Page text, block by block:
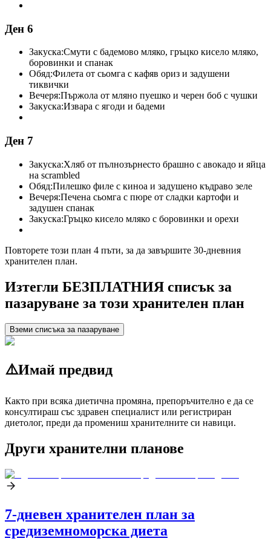
Ден 6
Закуска:Смути с бадемово мляко, гръцко кисело мляко,
боровинки и спанак
Обяд:Филета от сьомга с кафяв ориз и задушени
тиквички
Вечеря:Пържола от мляно пуешко и черен боб с чушки
Закуска:Извара с ягоди и бадеми
Ден 7
Закуска:Хляб от пълнозърнесто брашно с авокадо и яйца
на scrambled
Обяд:Пилешко филе с киноа и задушено къдраво зеле
Вечеря:Печена сьомга с пюре от сладки картофи и
задушен спанак
Закуска:Гръцко кисело мляко с боровинки и орехи
Повторете този план 4 пъти, за да завършите 30-дневния
хранителен план.
Изтегли БЕЗПЛАТНИЯ списък за
пазаруване за този хранителен план
Вземи списъка за пазаруване
⚠️Имай предвид
Както при всяка диетична промяна, препоръчително е да се
консултираш със здравен специалист или регистриран
диетолог, преди да промениш хранителните си навици.
Други хранителни планове
7-дневен хранителен план за
средиземноморска диета